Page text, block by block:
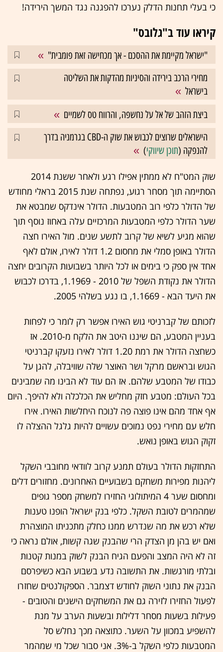
כי בעלי תחנות הדלק נערכו להפגנה נגד המשך הירידה!
קיראו עוד ב"גלובס"
"ישראל מקיימת את ההסכם - אך מכחישה זאת פומבית"
מחירי הרכב בירידה והסיניות מהדקות את השליטה
בישראל
ביצת הזהב של אל על נחשפה, והרווח טס לשמיים
הישראלים שרוצים לכבוש את שוק ה-CBD בגרמניה בדרך
להנפקה (תוכן שיווקי)
שוק המט"ח לא ממתין אפילו רגע ולאחר ששנת 2014
הסתיימה תוך מסחר רגוע, נפתחה שנת 2015 בראלי מחודש
של הדולר כלפי רוב המטבעות. הדולר אינדקס שמבטא את
שער הדולר כלפי המטבעות המרכזיים עלה באחוז נוסף תוך
שהוא מגיע לשיא של קרוב לתשע שנים. מול האירו חצה
הדולר באופן סמלי את מחסום 1.2 דולר לאירו, אולם לאף
אחד אין ספק כי בימים או לכל היותר בשבועות הקרובים יחצה
הדולר את נקודת השפל של 2010 - 1.1969, בדרכו לכבוש
את היעד הבא - 1.1669, בו נגע בשלהי 2005.
לזכותם של קברניטי גוש האירו אפשר רק לומר כי לפחות
בעניין המטבע, הם שיננו היטב את הלקח מ-2010. אז
כשחצה הדולר את רמת 1.20 דולר לאירו נזעקו קברניטי
הגוש ובראשם מרקל ושר האוצר שלה שוויבלה, להגן על
כבודו של המטבע שלהם. אז הם עוד לא הבינו מה שמבינים
בכל העולם: מטבע חזק מחליש את הכלכלה ולא להיפך. היום
אף אחד מהם אינו פוצה פה לנוכח היחלשות האירו. אירו
חלש עם מחירי נפט נמוכים עשויים להיות גלגל ההצלה לו
זקוק הגוש באופן נואש.
התחזקות הדולר בעולם תמנע קרוב לוודאי מחובבי השקל
ליהנות מפירות משחקם בשבועיים האחרונים. מחזורים דלים
ומחסום שער 4 המיתולוגי החזירו למשחק מספר גופים
שמהמרים לטובת השקל. כלפי בנק ישראל הופנו טענות
שלא רכש את מה שנדרש ממנו כחלק מתכניתו המוצהרת
ואם יש בהן מן הצדק הרי שהבנק שגה קשות, אולם נראה כי
זה לא היה המצב והפעם הגיח הבנק לשוק במנות קטנות
ובלתי מורגשות. את התשובה נדע בשבוע הבא כשיפרסם
הבנק את נתוני השוק לחודש דצמבר. הספקולנטים שחזרו
לפעול החזירו לזירה גם את המשחקים הישנים והטובים -
פעילות בשעות מסחר דלילות ובשעות הערב על מנת
להשפיע במכוון על השער. כתוצאה מכך נחלש סל
המטבעות כלפי השקל ב-3%. אני סבור שכל מי שמהמר